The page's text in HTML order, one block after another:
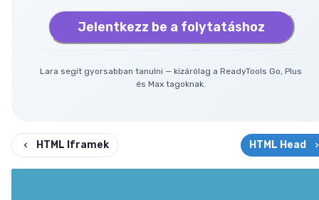
Jelentkezz be a folytatáshoz
Lara segít gyorsabban tanulni — kizárólag a ReadyTools Go, Plus
és Max tagoknak.
HTML Iframek HTML Head